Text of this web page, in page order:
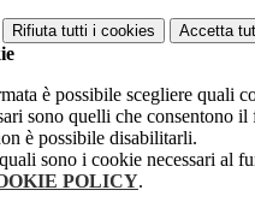
Rifiuta tutti i cookies Accetta
è possibile scegliere quali
sono quelli che consentono il
è possibile disabilitarli.
sono i cookie necessari al
POLICY.